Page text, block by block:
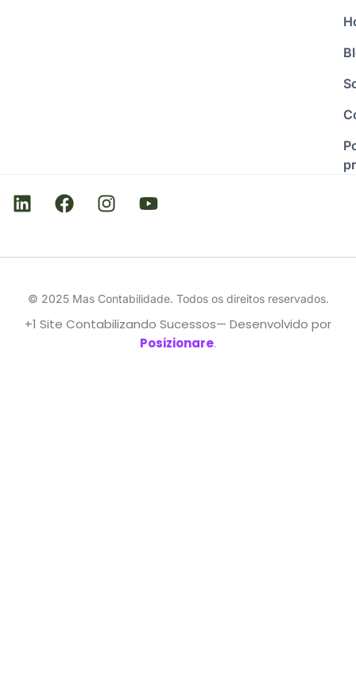
© 2025 Mas Contabilidade. Todos os direitos reservados.
+1 Site Contabilizando Sucessos— Desenvolvido por
Posizionare.